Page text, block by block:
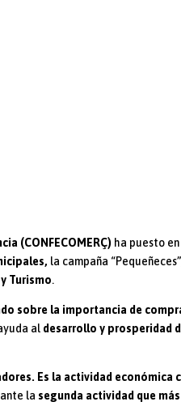
(CONFECOMERÇ) ha puesto en
la campaña
Turismo.
sobre la importancia de
al desarrollo y prosperidad
Es la actividad económica
la segunda actividad que más